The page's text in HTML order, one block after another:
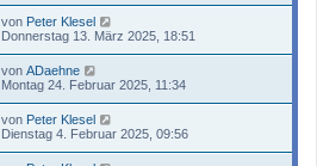
von Peter Klesel
Donnerstag 13. März 2025, 18:51
von ADaehne
Montag 24. Februar 2025, 11:34
von Peter Klesel
Dienstag 4. Februar 2025, 09:56